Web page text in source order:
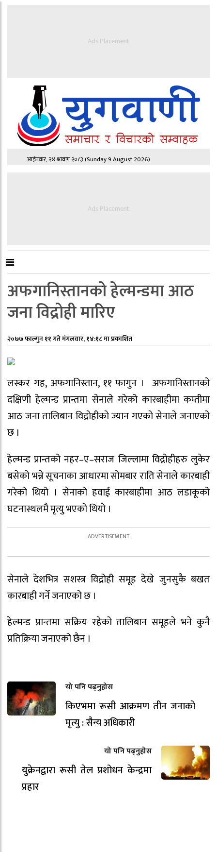
Ads Placement
आईतवार, २४ श्रावण २०८३(Sunday 9 August 2026)
Ads Placement
अफगानिस्तानको हेल्मन्डमा आठ
जना विद्रोही मारिए
२०७७ फाल्गुन ११ गते मंगलवार, १४:१८ मा प्रकाशित
लस्कर गह, अफगानिस्तान, ११ फागुन । अफगानिस्तानको
दक्षिणी हेल्मन्ड प्रान्तमा सेनाले गरेको कारबाहीमा कम्तीमा
आठ जना तालिबान विद्रोहीको ज्यान गएको सेनाले जनाएको
छ ।
हेल्मन्ड प्रान्तको नहर–ए–सराज जिल्लामा विद्रोहीहरु लुकेर
बसेको भन्ने सूचनाका आधारमा सोमबार राति सेनाले कारबाही
गरेको थियो । सेनाको हवाई कारबाहीमा आठ लडाकूको
घटनास्थलमै मृत्यु भएको थियो ।
सेनाले देशभित्र सशस्त्र विद्रोही समूह देखे जुनसुकै बखत
कारबाही गर्ने जनाएको छ ।
हेल्मन्ड प्रान्तमा सक्रिय रहेको तालिबान समूहले भने कुनै
प्रतिक्रिया जनाएको छैन ।
यो पनि पढ्नुहोस
किएभमा रूसी आक्रमण तीन जनाको
मृत्यु : सैन्य अधिकारी
यो पनि पढ्नुहोस
युक्रेनद्वारा रूसी तेल प्रशोधन केन्द्रमा
प्रहार